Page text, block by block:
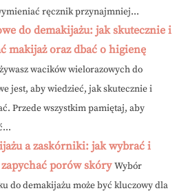
ręcznik przynajmniej...
do demakijażu: jak skutecznie i
makijaż oraz dbać o higienę
wacików wielorazowych do
jest, aby wiedzieć, jak skutecznie i
Przede wszystkim pamiętaj, aby
a zaskórniki: jak wybrać i
porów skóry Wybór
do demakijażu może być kluczowy dla